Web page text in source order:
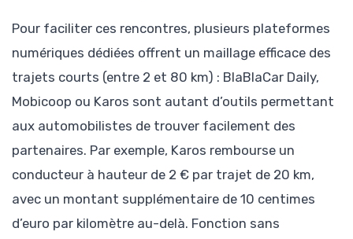
Pour faciliter ces rencontres, plusieurs plateformes
numériques dédiées offrent un maillage efficace des
trajets courts (entre 2 et 80 km) : BlaBlaCar Daily,
Mobicoop ou Karos sont autant d’outils permettant
aux automobilistes de trouver facilement des
partenaires. Par exemple, Karos rembourse un
conducteur à hauteur de 2 € par trajet de 20 km,
avec un montant supplémentaire de 10 centimes
d’euro par kilomètre au-delà. Fonction sans